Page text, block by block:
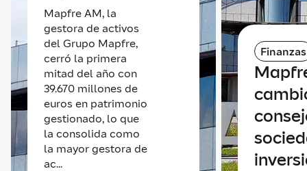
Mapfre AM, la
gestora de activos
del Grupo Mapfre,
cerró la primera
mitad del año con
39.670 millones de
euros en patrimonio
gestionado, lo que
la consolida como
la mayor gestora de
ac...
Finanzas